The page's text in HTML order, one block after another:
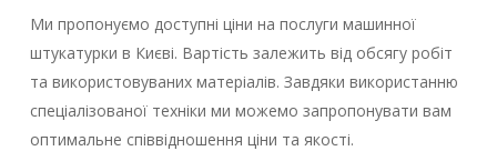
Ми пропонуємо доступні ціни на послуги машинної
штукатурки в Києві. Вартість залежить від обсягу робіт
та використовуваних матеріалів. Завдяки використанню
спеціалізованої техніки ми можемо запропонувати вам
оптимальне співвідношення ціни та якості.